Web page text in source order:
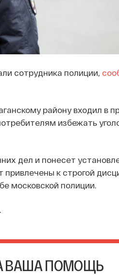
сотрудника полиции,
району входил в
избежать
дел и понесет
привлечены к строгой
московской полиции.
ВАША ПОМОЩЬ